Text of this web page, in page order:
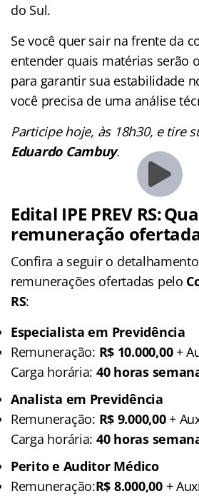
do Sul.
Se você quer sair na frente da
entender quais matérias serão
para garantir sua estabilidade
você precisa de uma análise
Participe hoje, às 18h30, e tire
Eduardo Cambuy.
Edital IPE PREV RS:
remuneração
Confira a seguir o
remunerações ofertadas pelo
RS:
Especialista em Previdência
Remuneração: R$ 10.000,00+
Carga horária: 40 horas
Analista em Previdência
Remuneração: R$ 9.000,00+
Carga horária: 40 horas
Perito e Auditor Médico
Remuneração:R$ 8.000,00+